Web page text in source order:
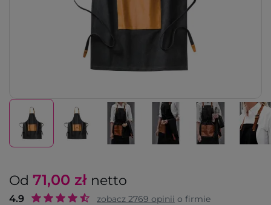
Od 71,00 zł netto
4.9 zobacz 2769 opinii o firmie